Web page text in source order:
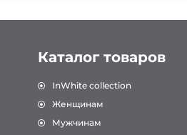
Каталог товаров
InWhite collection
Женщинам
Мужчинам